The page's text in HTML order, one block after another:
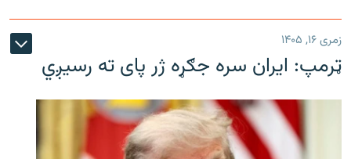
زمری ۱۶, ۱۴۰۵
ټرمپ: ایران سره جګړه ژر پای ته رسیږي